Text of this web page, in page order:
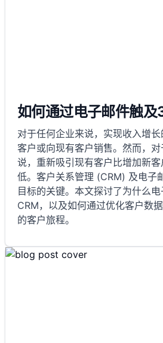
如何通过电子邮件触及
对于任何企业来说，实现收入增
客户或向现有客户销售。然而，
说，重新吸引现有客户比增加新
低。客户关系管理 (CRM) 及电子
目标的关键。本文探讨了为什么
CRM，以及如何通过优化客户数
的客户旅程。